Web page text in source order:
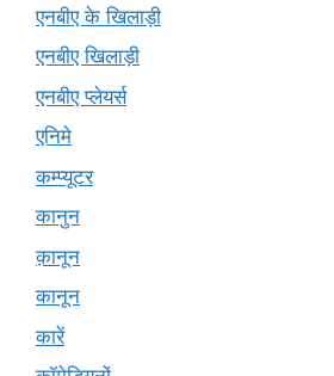
एनबीए के खिलाड़ी
एनबीए खिलाड़ी
एनबीए प्लेयर्स
एनिमे
कम्प्यूटर
कानुन
क़ानून
कानून
कारें